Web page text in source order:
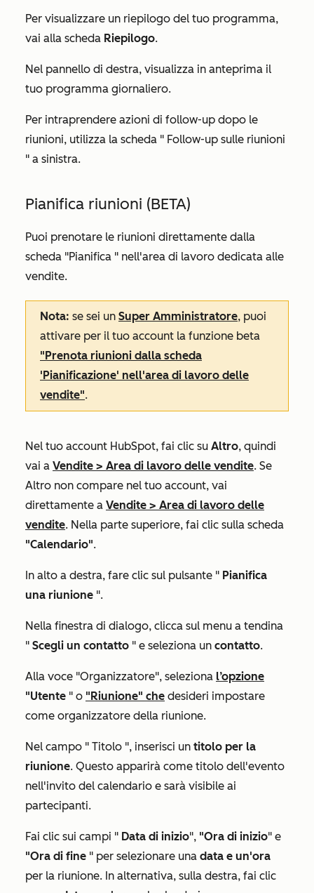
Per visualizzare un riepilogo del tuo programma,
vai alla scheda Riepilogo.
Nel pannello di destra, visualizza in anteprima il
tuo programma giornaliero.
Per intraprendere azioni di follow-up dopo le
riunioni, utilizza la scheda " Follow-up sulle riunioni
" a sinistra.
Pianifica riunioni (BETA)
Puoi prenotare le riunioni direttamente dalla
scheda "Pianifica " nell'area di lavoro dedicata alle
vendite.
Nota: se sei un Super Amministratore, puoi
attivare per il tuo account la funzione beta
"Prenota riunioni dalla scheda
'Pianificazione' nell'area di lavoro delle
vendite".
Nel tuo account HubSpot, fai clic su Altro, quindi
vai a Vendite > Area di lavoro delle vendite. Se
Altro non compare nel tuo account, vai
direttamente a Vendite > Area di lavoro delle
vendite. Nella parte superiore, fai clic sulla scheda
"Calendario".
In alto a destra, fare clic sul pulsante " Pianifica
una riunione ".
Nella finestra di dialogo, clicca sul menu a tendina
" Scegli un contatto " e seleziona un contatto.
Alla voce "Organizzatore", seleziona l’opzione
"Utente " o "Riunione" che desideri impostare
come organizzatore della riunione.
Nel campo " Titolo ", inserisci un titolo per la
riunione. Questo apparirà come titolo dell'evento
nell'invito del calendario e sarà visibile ai
partecipanti.
Fai clic sui campi " Data di inizio", "Ora di inizio" e
"Ora di fine " per selezionare una data e un'ora
per la riunione. In alternativa, sulla destra, fai clic